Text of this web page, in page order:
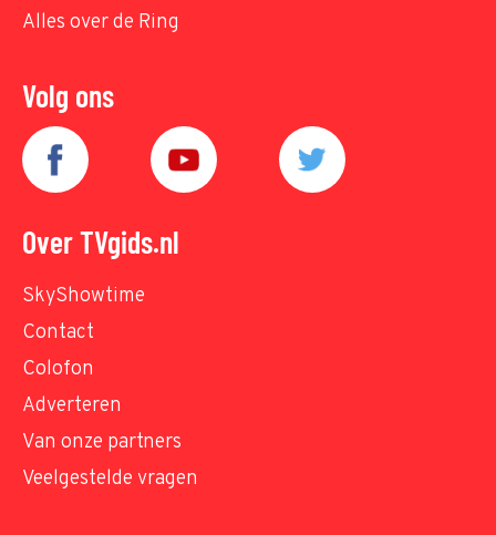
Alles over de Ring
Volg ons
Over TVgids.nl
SkyShowtime
Contact
Colofon
Adverteren
Van onze partners
Veelgestelde vragen